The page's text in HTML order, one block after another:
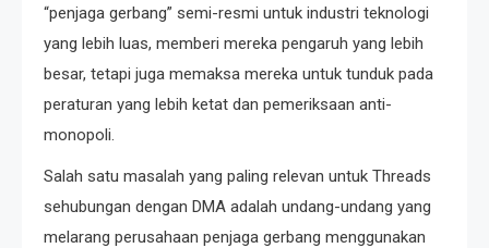
“penjaga gerbang” semi-resmi untuk industri teknologi
yang lebih luas, memberi mereka pengaruh yang lebih
besar, tetapi juga memaksa mereka untuk tunduk pada
peraturan yang lebih ketat dan pemeriksaan anti-
monopoli.
Salah satu masalah yang paling relevan untuk Threads
sehubungan dengan DMA adalah undang-undang yang
melarang perusahaan penjaga gerbang menggunakan